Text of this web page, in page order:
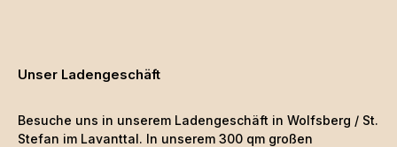
Unser Ladengeschäft
Besuche uns in unserem Ladengeschäft in Wolfsberg / St.
Stefan im Lavanttal. In unserem 300 qm großen